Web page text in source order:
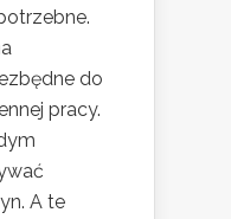
do
pracy.
A te